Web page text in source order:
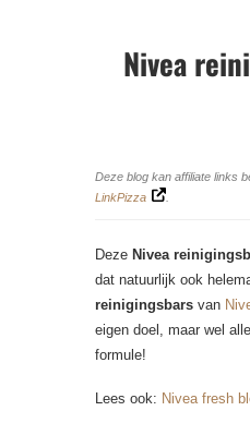
Nivea
Deze blog kan affiliate links
LinkPizza
Deze Nivea
dat natuurlijk ook
reinigingsbars van
eigen doel, maar wel
formule!
Lees ook: Nivea fresh